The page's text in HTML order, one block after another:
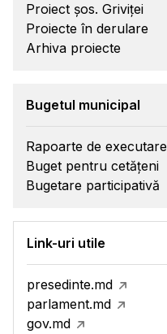
Proiect șos. Griviței
Proiecte în derulare
Arhiva proiecte
Bugetul municipal
Rapoarte de executare
Buget pentru cetățeni
Bugetare participativă
Link-uri utile
presedinte.md
parlament.md
gov.md